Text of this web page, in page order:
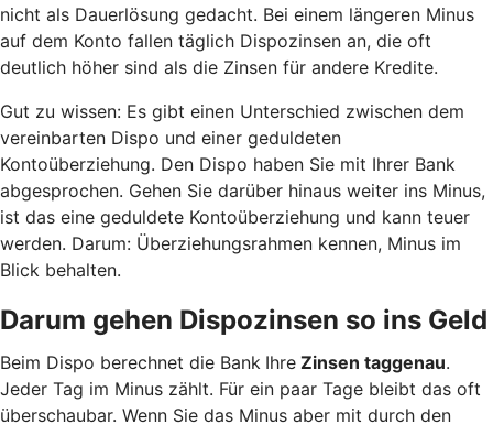
nicht als Dauerlösung gedacht. Bei einem längeren Minus
auf dem Konto fallen täglich Dispozinsen an, die oft
deutlich höher sind als die Zinsen für andere Kredite.
Gut zu wissen: Es gibt einen Unterschied zwischen dem
vereinbarten Dispo und einer geduldeten
Kontoüberziehung. Den Dispo haben Sie mit Ihrer Bank
abgesprochen. Gehen Sie darüber hinaus weiter ins Minus,
ist das eine geduldete Kontoüberziehung und kann teuer
werden. Darum: Überziehungsrahmen kennen, Minus im
Blick behalten.
Darum gehen Dispozinsen so ins Geld
Beim Dispo berechnet die Bank Ihre Zinsen taggenau.
Jeder Tag im Minus zählt. Für ein paar Tage bleibt das oft
überschaubar. Wenn Sie das Minus aber mit durch den